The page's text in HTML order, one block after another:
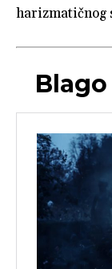
harizmatičnog